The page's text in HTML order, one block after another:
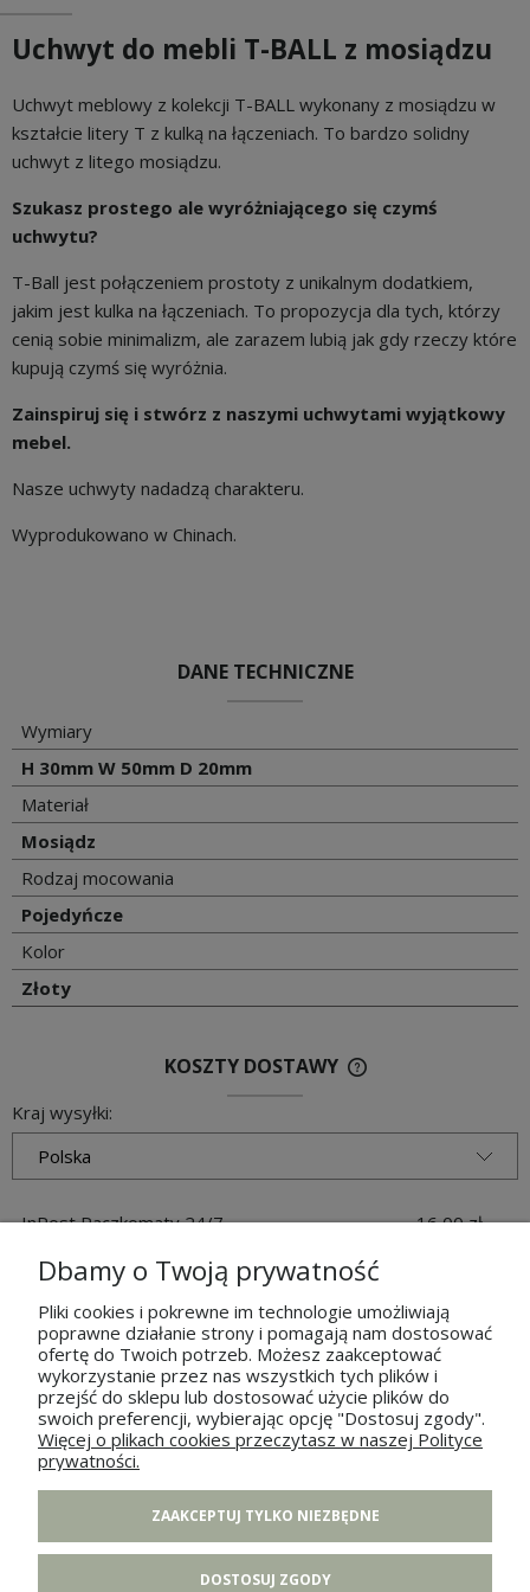
Uchwyt do mebli T-BALL z mosiądzu
Uchwyt meblowy z kolekcji T-BALL wykonany z mosiądzu w
kształcie litery T z kulką na łączeniach. To bardzo solidny
uchwyt z litego mosiądzu.
Szukasz prostego ale wyróżniającego się czymś
uchwytu?
T-Ball jest połączeniem prostoty z unikalnym dodatkiem,
jakim jest kulka na łączeniach. To propozycja dla tych, którzy
cenią sobie minimalizm, ale zarazem lubią jak gdy rzeczy które
kupują czymś się wyróżnia.
Zainspiruj się i stwórz z naszymi uchwytami wyjątkowy
mebel.
Nasze uchwyty nadadzą charakteru.
Wyprodukowano w Chinach.
DANE TECHNICZNE
Wymiary
H 30mm W 50mm D 20mm
Materiał
Mosiądz
Rodzaj mocowania
Pojedyńcze
Kolor
Złoty
KOSZTY DOSTAWY
Kraj wysyłki:
InPost Paczkomaty 24/7 16,00 zł
Kurier DHL / DPD
POMOC
PŁATNOŚCI I DOSTAWA
Dbamy o Twoją prywatność
Pliki cookies i pokrewne im technologie umożliwiają
poprawne działanie strony i pomagają nam dostosować
ofertę do Twoich potrzeb. Możesz zaakceptować
wykorzystanie przez nas wszystkich tych plików i
przejść do sklepu lub dostosować użycie plików do
swoich preferencji, wybierając opcję "Dostosuj zgody".
Więcej o plikach cookies przeczytasz w naszej Polityce
prywatności.
ZAAKCEPTUJ TYLKO NIEZBĘDNE
DOSTOSUJ ZGODY